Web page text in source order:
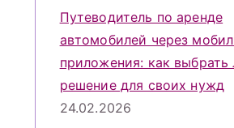
Путеводитель по аренде
автомобилей через
приложения: как выбрать
решение для своих нужд
24.02.2026